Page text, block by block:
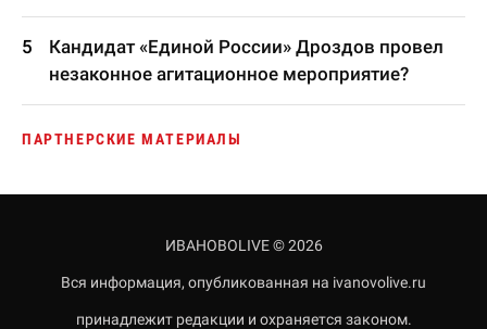
Кандидат «Единой России» Дроздов провел
незаконное агитационное мероприятие?
ПАРТНЕРСКИЕ МАТЕРИАЛЫ
ИВАНОВОLIVE © 2026
Вся информация, опубликованная на ivanovolive.ru
принадлежит редакции и охраняется законом.